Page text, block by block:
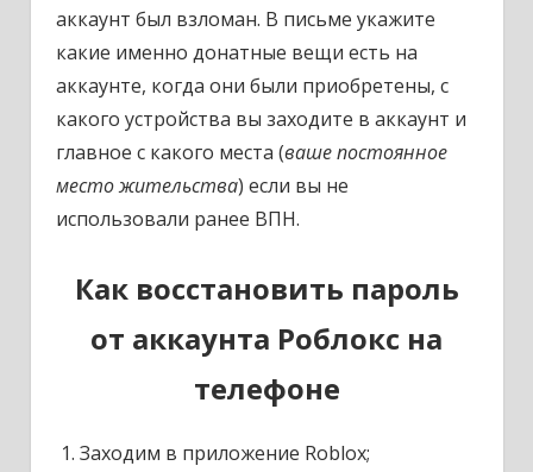
аккаунт был взломан. В письме укажите
какие именно донатные вещи есть на
аккаунте, когда они были приобретены, с
какого устройства вы заходите в аккаунт и
главное с какого места (ваше постоянное
место жительства) если вы не
использовали ранее ВПН.
Как восстановить пароль
от аккаунта Роблокс на
телефоне
Заходим в приложение Roblox;